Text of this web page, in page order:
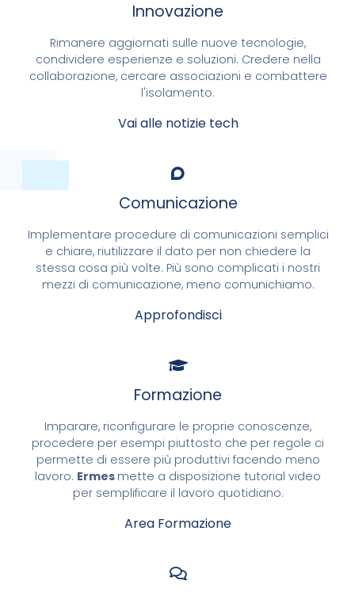
Innovazione
Rimanere aggiornati sulle nuove tecnologie,
condividere esperienze e soluzioni. Credere nella
collaborazione, cercare associazioni e combattere
l'isolamento.
Vai alle notizie tech
Comunicazione
Implementare procedure di comunicazioni semplici
e chiare, riutilizzare il dato per non chiedere la
stessa cosa più volte. Più sono complicati i nostri
mezzi di comunicazione, meno comunichiamo.
Approfondisci
Formazione
Imparare, riconfigurare le proprie conoscenze,
procedere per esempi piuttosto che per regole ci
permette di essere più produttivi facendo meno
lavoro. Ermes mette a disposizione tutorial video
per semplificare il lavoro quotidiano.
Area Formazione